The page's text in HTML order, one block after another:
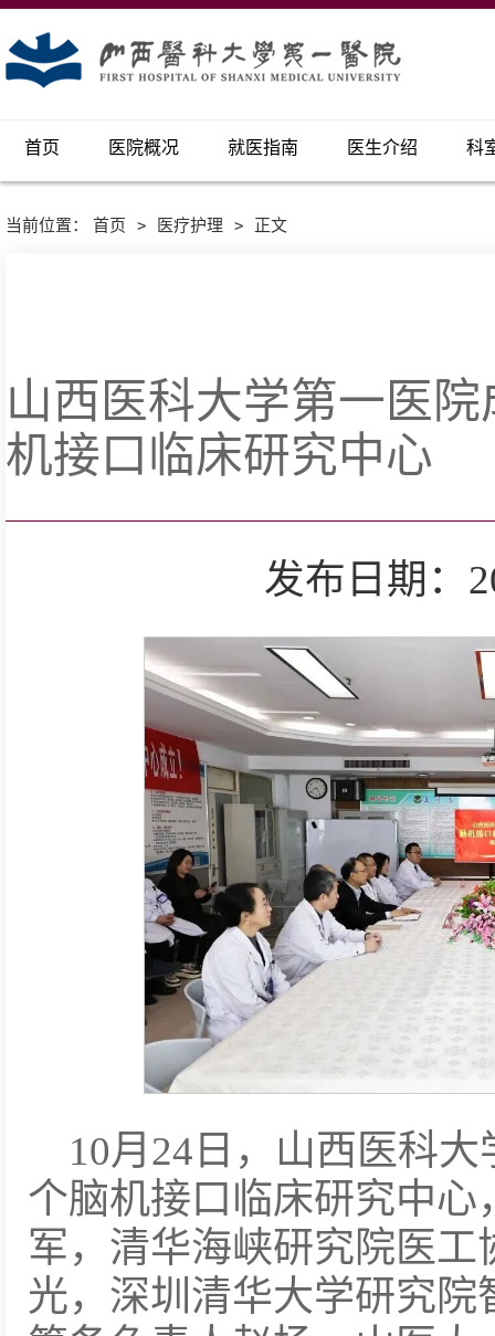
首页 医院概况 就医指南 医生介绍 科
当前位置： 首页 > 医疗护理 > 正文
山西医科大学第一医
机接口临床研究中心
发布日期：
10月24日，山西医科
个脑机接口临床研究中
军，清华海峡研究院医
光，深圳清华大学研究